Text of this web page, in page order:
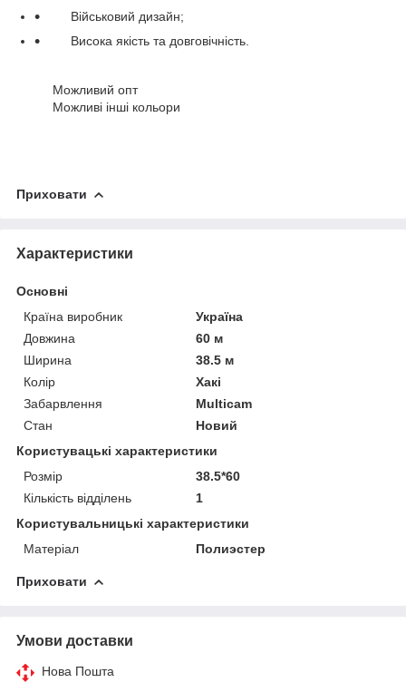
Військовий дизайн;
Висока якість та довговічність.
Можливий опт
Можливі інші кольори
Приховати
Характеристики
Основні
Країна виробник
Україна
Довжина
60 м
Ширина
38.5 м
Колір
Хакі
Забарвлення
Multicam
Стан
Новий
Користувацькi характеристики
Розмір
38.5*60
Кількість відділень
1
Користувальницькі характеристики
Матеріал
Полиэстер
Приховати
Умови доставки
Нова Пошта